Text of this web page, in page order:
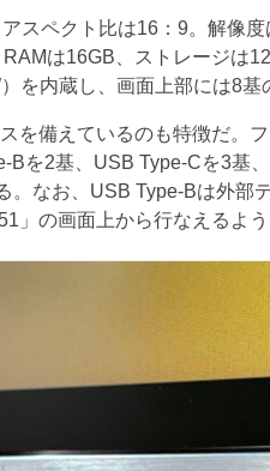
スペクト比は16：9。解像
は16GB、ストレージは
を内蔵し、画面上部には8基
を備えているのも特徴だ。
Bを2基、USB Type-Cを3基
。なお、USB Type-Bは外部
」の画面上から行なえるよう